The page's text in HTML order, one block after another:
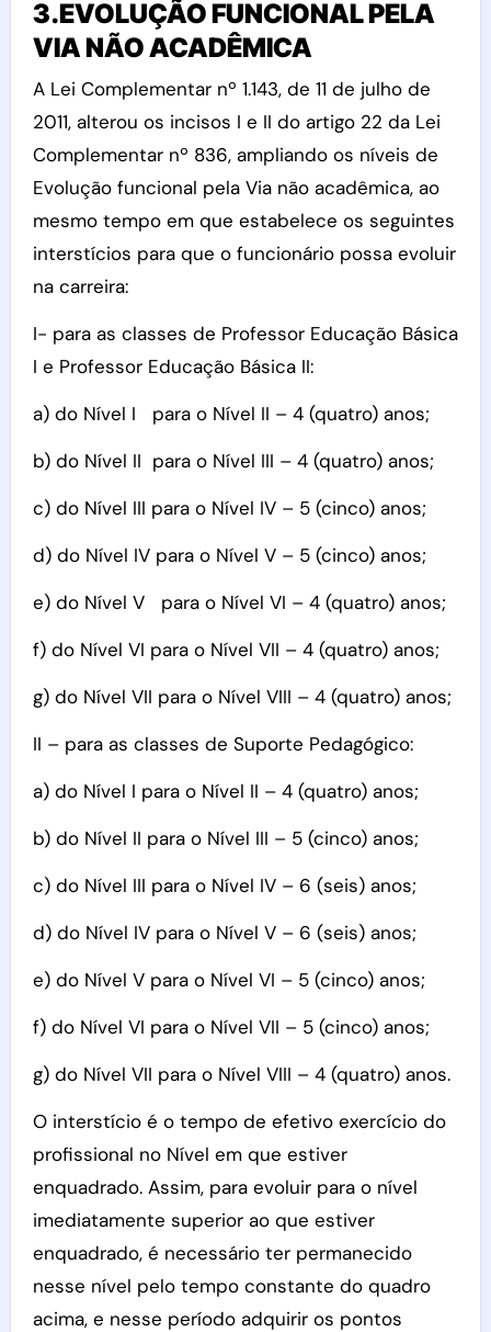
3.EVOLUÇÃO FUNCIONAL PELA
VIA NÃO ACADÊMICA
A Lei Complementar nº 1.143, de 11 de julho de
2011, alterou os incisos I e II do artigo 22 da Lei
Complementar nº 836, ampliando os níveis de
Evolução funcional pela Via não acadêmica, ao
mesmo tempo em que estabelece os seguintes
interstícios para que o funcionário possa evoluir
na carreira:
I- para as classes de Professor Educação Básica
I e Professor Educação Básica II:
a) do Nível I para o Nível II – 4 (quatro) anos;
b) do Nível II para o Nível III – 4 (quatro) anos;
c) do Nível III para o Nível IV – 5 (cinco) anos;
d) do Nível IV para o Nível V – 5 (cinco) anos;
e) do Nível V para o Nível VI – 4 (quatro) anos;
f) do Nível VI para o Nível VII – 4 (quatro) anos;
g) do Nível VII para o Nível VIII – 4 (quatro) anos;
II – para as classes de Suporte Pedagógico:
a) do Nível I para o Nível II – 4 (quatro) anos;
b) do Nível II para o Nível III – 5 (cinco) anos;
c) do Nível III para o Nível IV – 6 (seis) anos;
d) do Nível IV para o Nível V – 6 (seis) anos;
e) do Nível V para o Nível VI – 5 (cinco) anos;
f) do Nível VI para o Nível VII – 5 (cinco) anos;
g) do Nível VII para o Nível VIII – 4 (quatro) anos.
O interstício é o tempo de efetivo exercício do
profissional no Nível em que estiver
enquadrado. Assim, para evoluir para o nível
imediatamente superior ao que estiver
enquadrado, é necessário ter permanecido
nesse nível pelo tempo constante do quadro
acima, e nesse período adquirir os pontos